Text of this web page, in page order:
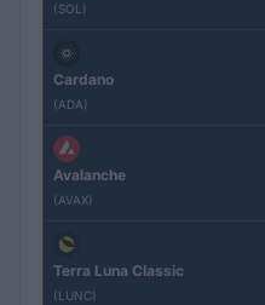
(SOL)
Cardano
(ADA)
Avalanche
(AVAX)
Terra Luna Classic
(LUNC)